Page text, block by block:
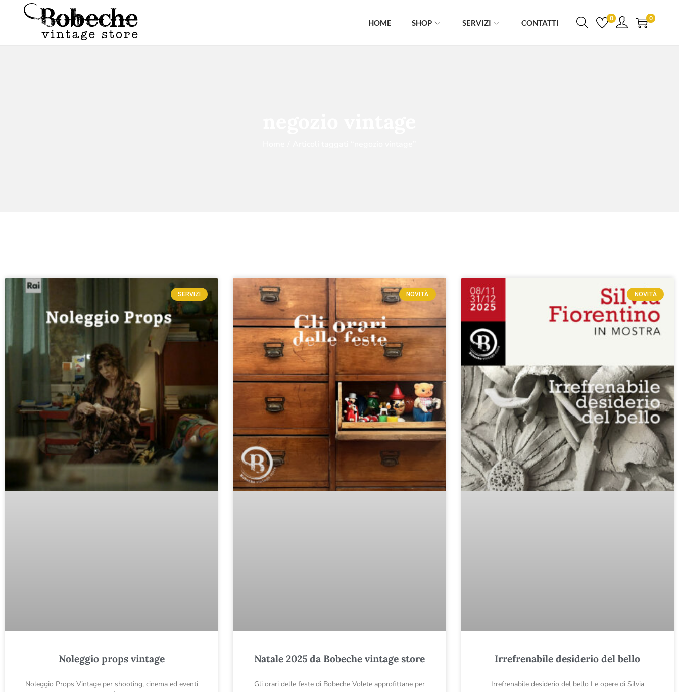
HOME SHOP SERVIZI CONTATTI 0 0
SERVIZI
Noleggio props vintage
Noleggio Props Vintage per shooting, cinema ed eventi
NOVITÀ
Natale 2025 da Bobeche vintage store
Gli orari delle feste di Bobeche Volete approfittane per
NOVITÀ
Irrefrenabile desiderio del bello
Irrefrenabile desiderio del bello Le opere di Silvia